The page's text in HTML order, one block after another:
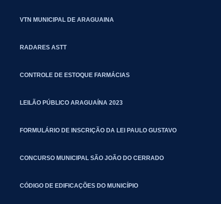
VTN MUNICIPAL DE ARAGUAINA
RADARES ASTT
CONTROLE DE ESTOQUE FARMÁCIAS
LEILÃO PÚBLICO ARAGUAÍNA 2023
FORMULÁRIO DE INSCRIÇÃO DA LEI PAULO GUSTAVO
CONCURSO MUNICIPAL SÃO JOÃO DO CERRADO
CÓDIGO DE EDIFICAÇÕES DO MUNICÍPIO